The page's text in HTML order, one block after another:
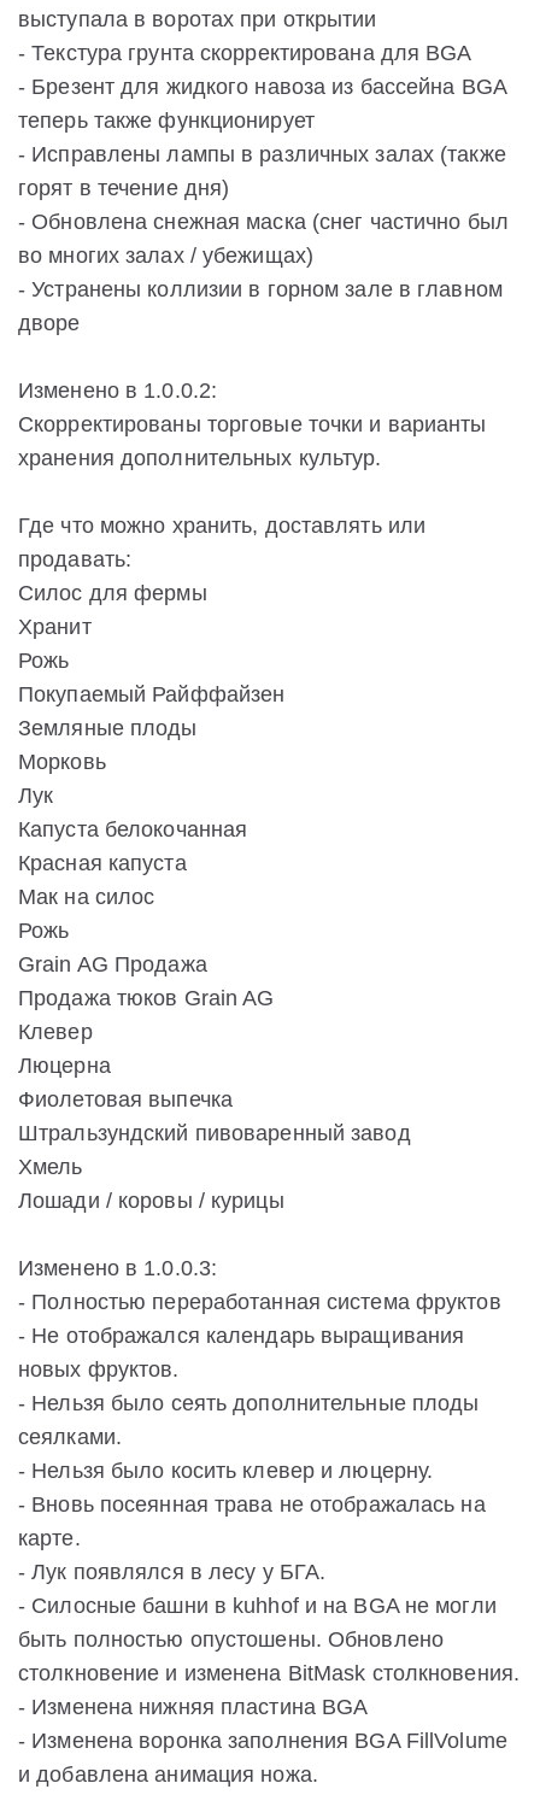
выступала в воротах при открытии
- Текстура грунта скорректирована для BGA
- Брезент для жидкого навоза из бассейна BGA
теперь также функционирует
- Исправлены лампы в различных залах (также
горят в течение дня)
- Обновлена снежная маска (снег частично был
во многих залах / убежищах)
- Устранены коллизии в горном зале в главном
дворе
Изменено в 1.0.0.2:
Скорректированы торговые точки и варианты
хранения дополнительных культур.
Где что можно хранить, доставлять или
продавать:
Силос для фермы
Хранит
Рожь
Покупаемый Райффайзен
Земляные плоды
Морковь
Лук
Капуста белокочанная
Красная капуста
Мак на силос
Рожь
Grain AG Продажа
Продажа тюков Grain AG
Клевер
Люцерна
Фиолетовая выпечка
Штральзундский пивоваренный завод
Хмель
Лошади / коровы / курицы
Изменено в 1.0.0.3:
- Полностью переработанная система фруктов
- Не отображался календарь выращивания
новых фруктов.
- Нельзя было сеять дополнительные плоды
сеялками.
- Нельзя было косить клевер и люцерну.
- Вновь посеянная трава не отображалась на
карте.
- Лук появлялся в лесу у БГА.
- Силосные башни в kuhhof и на BGA не могли
быть полностью опустошены. Обновлено
столкновение и изменена BitMask столкновения.
- Изменена нижняя пластина BGA
- Изменена воронка заполнения BGA FillVolume
и добавлена анимация ножа.